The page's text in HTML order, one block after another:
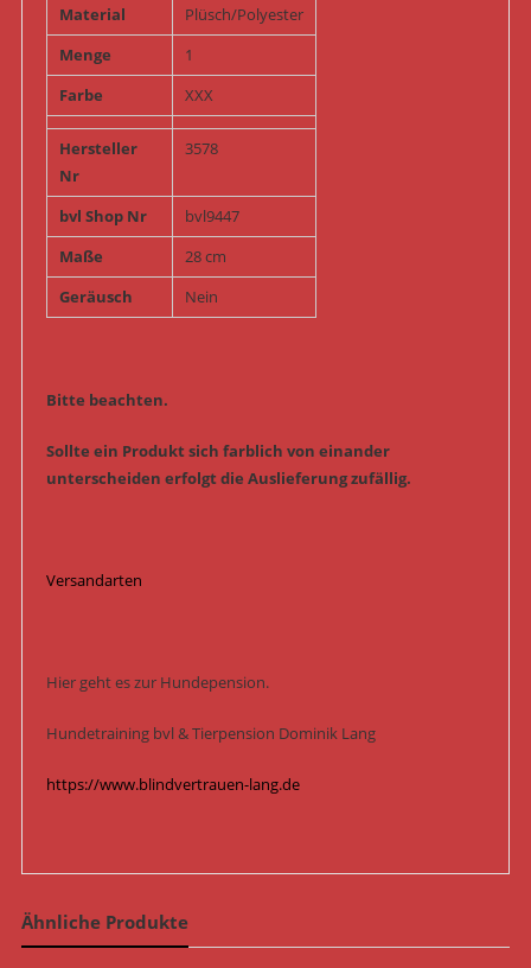
Material
Plüsch/Polyester
Menge
1
Farbe
XXX
Hersteller
Nr
3578
bvl Shop Nr
bvl9447
Maße
28 cm
Geräusch
Nein
Bitte beachten.
Sollte ein Produkt sich farblich von einander
unterscheiden erfolgt die Auslieferung zufällig.
Versandarten
Hier geht es zur Hundepension.
Hundetraining bvl & Tierpension Dominik Lang
https://www.blindvertrauen-lang.de
Ähnliche Produkte